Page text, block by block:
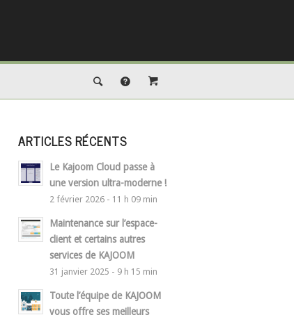
ARTICLES RÉCENTS
Le Kajoom Cloud passe à
une version ultra-moderne !
2 février 2026 - 11 h 09 min
Maintenance sur l’espace-
client et certains autres
services de KAJOOM
31 janvier 2025 - 9 h 15 min
Toute l’équipe de KAJOOM
vous offre ses meilleurs